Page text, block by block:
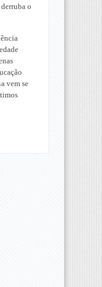
o
vem se